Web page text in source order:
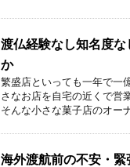
渡仏経験なし知名度
か
繁盛店といっても一年で一
さなお店を自宅の近くで営
そんな小さな菓子店のオー
海外渡航前の不安・